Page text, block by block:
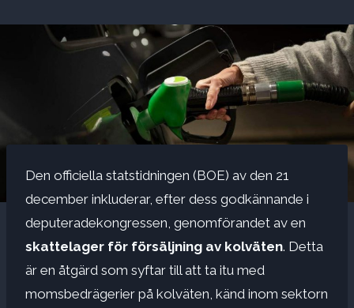
Den officiella statstidningen (BOE) av den 21
december inkluderar, efter dess godkännande i
deputeradekongressen, genomförandet av en
skattelager för försäljning av kolväten. Detta
är en åtgärd som syftar till att ta itu med
momsbedrägerier på kolväten, känd inom sektorn